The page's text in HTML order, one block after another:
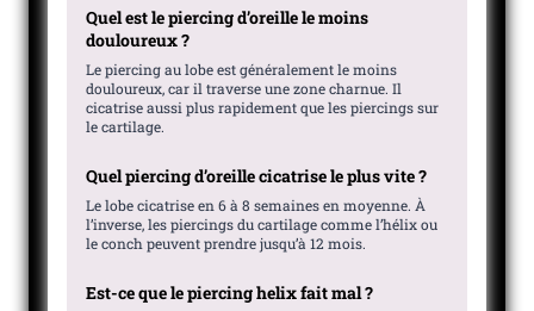
Quel est le piercing d’oreille le moins
douloureux ?
Le piercing au lobe est généralement le moins
douloureux, car il traverse une zone charnue. Il
cicatrise aussi plus rapidement que les piercings sur
le cartilage.
Quel piercing d’oreille cicatrise le plus vite ?
Le lobe cicatrise en 6 à 8 semaines en moyenne. À
l’inverse, les piercings du cartilage comme l’hélix ou
le conch peuvent prendre jusqu’à 12 mois.
Est-ce que le piercing helix fait mal ?